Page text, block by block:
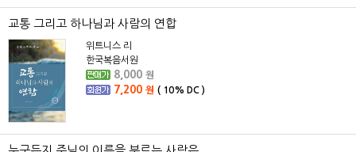
교통 그리고 하나님과 사람의 연합
위트니스 리
한국복음서원
8,000 원
7,200 원 ( 10% DC )